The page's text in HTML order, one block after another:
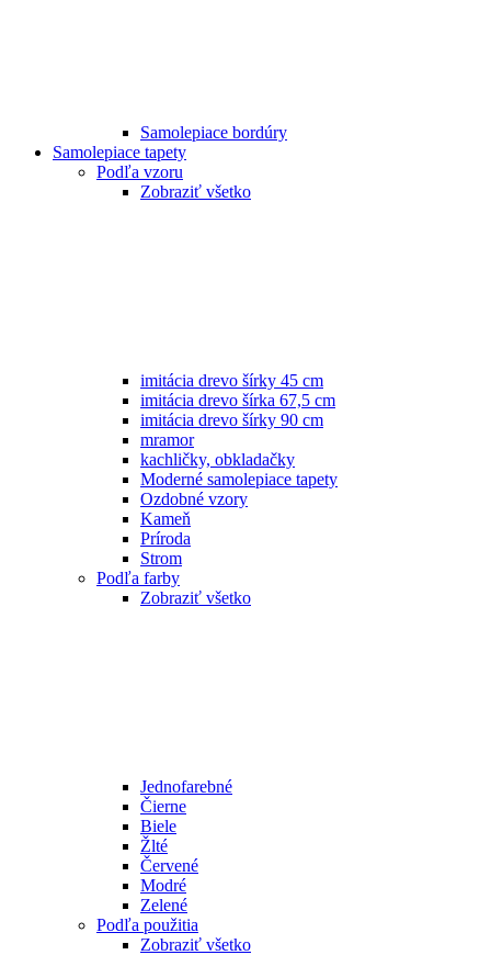
Samolepiace bordúry
Samolepiace tapety
Podľa vzoru
Zobraziť všetko
imitácia drevo šírky 45 cm
imitácia drevo šírka 67,5 cm
imitácia drevo šírky 90 cm
mramor
kachličky, obkladačky
Moderné samolepiace tapety
Ozdobné vzory
Kameň
Príroda
Strom
Podľa farby
Zobraziť všetko
Jednofarebné
Čierne
Biele
Žlté
Červené
Modré
Zelené
Podľa použitia
Zobraziť všetko